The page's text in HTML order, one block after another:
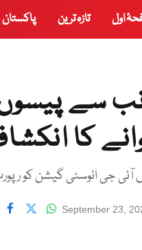
اول تازہ ترین پاکستان
سے پیسوں
کا
September 23,